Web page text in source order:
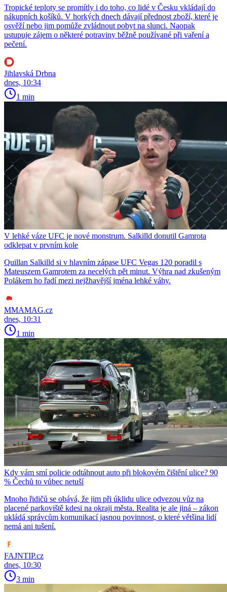
Tropické teploty se promítly i do toho, co lidé v Česku vkládají do
nákupních košíků. V horkých dnech dávají přednost zboží, které je
osvěží nebo jim pomůže zvládnout pobyt na slunci. Naopak
ustupuje zájem o některé potraviny běžně používané při vaření a
pečení.
Jihlavská Drbna
dnes, 10:34
1 min
V lehké váze UFC je nové monstrum. Salkilld donutil Gamrota
odklepat v prvním kole
Quillan Salkilld si v hlavním zápase UFC Vegas 120 poradil s
Mateuszem Gamrotem za necelých pět minut. Výhra nad zkušeným
Polákem ho řadí mezi nejžhavější jména lehké váhy.
MMAMAG.cz
dnes, 10:31
1 min
Kdy vám smí policie odtáhnout auto při blokovém čištění ulice? 90
% Čechů to vůbec netuší
Mnoho řidičů se obává, že jim při úklidu ulice odvezou vůz na
placené parkoviště kdesi na okraji města. Realita je ale jiná – zákon
ukládá správcům komunikací jasnou povinnost, o které většina lidí
nemá ani tušení.
FAJNTIP.cz
dnes, 10:30
3 min